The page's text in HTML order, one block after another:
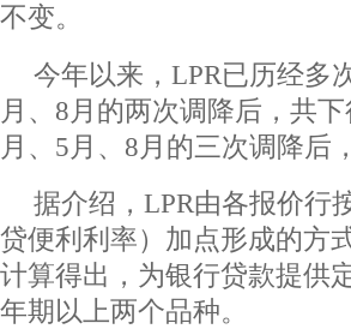
不变。
今年以来，LPR已历经多
月、8月的两次调降后，共
月、5月、8月的三次调降后
据介绍，LPR由各报价行
贷便利利率）加点形成的方
计算得出，为银行贷款提供
年期以上两个品种。